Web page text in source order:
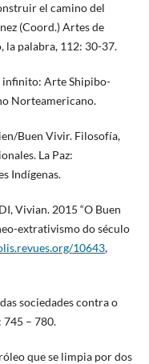
el camino del
(Coord.) Artes de
la palabra, 112: 30-37.
infinito: Arte Shipibo-
Norteamericano.
Buen Vivir. Filosofía,
La Paz:
Indígenas.
Vivian. 2015 “O Buen
extrativismo do século
10643,
sociedades contra o
745 – 780.
que se limpia por dos